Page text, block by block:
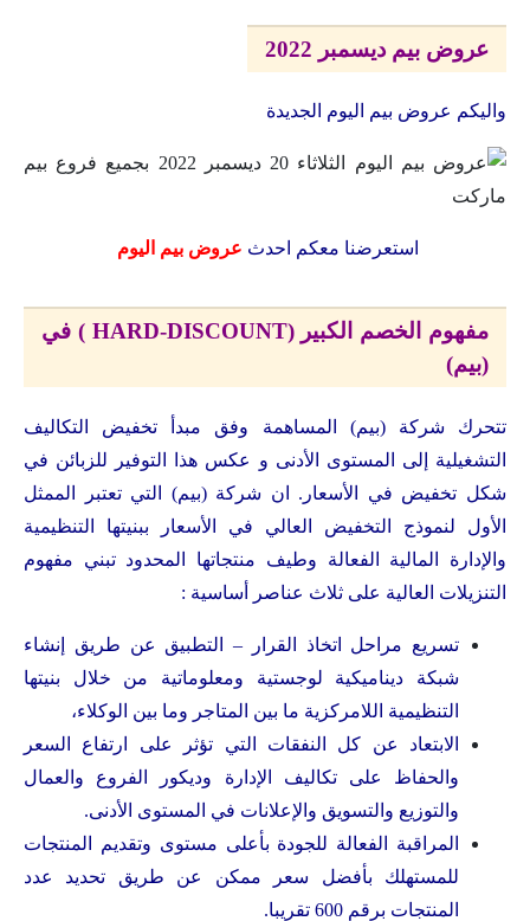
عروض بيم ديسمبر 2022
واليكم عروض بيم اليوم الجديدة
استعرضنا معكم احدث عروض بيم اليوم
مفهوم الخصم الكبير (HARD-DISCOUNT ) في
(بيم)
تتحرك شركة (بيم) المساهمة وفق مبدأ تخفيض التكاليف
التشغيلية إلى المستوى الأدنى و عكس هذا التوفير للزبائن في
شكل تخفيض في الأسعار. ان شركة (بيم) التي تعتبر الممثل
الأول لنموذج التخفيض العالي في الأسعار ببنيتها التنظيمية
والإدارة المالية الفعالة وطيف منتجاتها المحدود تبني مفهوم
التنزيلات العالية على ثلاث عناصر أساسية :
تسريع مراحل اتخاذ القرار – التطبيق عن طريق إنشاء
شبكة ديناميكية لوجستية ومعلوماتية من خلال بنيتها
التنظيمية اللامركزية ما بين المتاجر وما بين الوكلاء،
الابتعاد عن كل النفقات التي تؤثر على ارتفاع السعر
والحفاظ على تكاليف الإدارة وديكور الفروع والعمال
والتوزيع والتسويق والإعلانات في المستوى الأدنى.
المراقبة الفعالة للجودة بأعلى مستوى وتقديم المنتجات
للمستهلك بأفضل سعر ممكن عن طريق تحديد عدد
المنتجات برقم 600 تقريبا.